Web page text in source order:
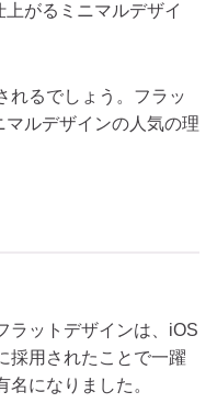
上がるミニマルデザイ
れるでしょう。フラッ
マルデザインの人気の理
ラットデザインは、iOS
採用されたことで一躍
名になりました。